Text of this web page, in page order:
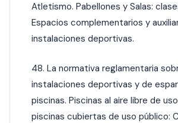
Atletismo. Pabellones y Salas:
Espacios complementarios y
instalaciones deportivas.
48. La normativa reglamentaria
instalaciones deportivas y de
piscinas. Piscinas al aire libre de
piscinas cubiertas de uso público: